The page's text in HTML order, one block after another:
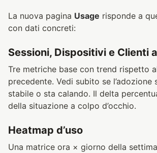
La nuova pagina Usage risponde a
con dati concreti:
Sessioni, Dispositivi e Clienti
Tre metriche base con trend rispetto
precedente. Vedi subito se l’adozione
stabile o sta calando. Il delta
della situazione a colpo d’occhio.
Heatmap d’uso
Una matrice ora × giorno della